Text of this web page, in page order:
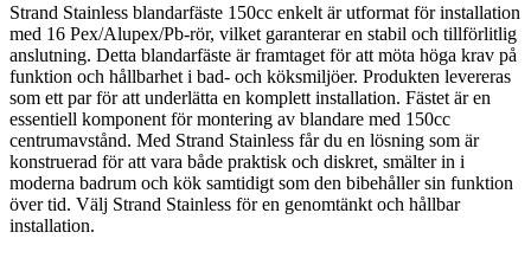
Strand Stainless blandarfäste 150cc enkelt är utformat för installation
med 16 Pex/Alupex/Pb-rör, vilket garanterar en stabil och tillförlitlig
anslutning. Detta blandarfäste är framtaget för att möta höga krav på
funktion och hållbarhet i bad- och köksmiljöer. Produkten levereras
som ett par för att underlätta en komplett installation. Fästet är en
essentiell komponent för montering av blandare med 150cc
centrumavstånd. Med Strand Stainless får du en lösning som är
konstruerad för att vara både praktisk och diskret, smälter in i
moderna badrum och kök samtidigt som den bibehåller sin funktion
över tid. Välj Strand Stainless för en genomtänkt och hållbar
installation.